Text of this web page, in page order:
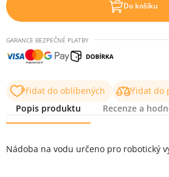
Do košíku
GARANCE BEZPEČNÉ PLATBY
Přidat do oblíbených
Přidat do
Popis produktu
Recenze a
Nádoba na vodu určeno pro robotický